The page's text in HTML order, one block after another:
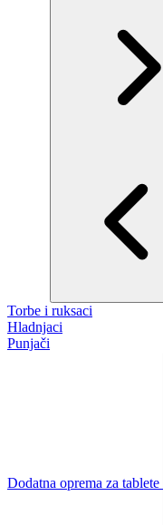
Torbe i ruksaci
Hladnjaci
Punjači
Dodatna oprema za tablete